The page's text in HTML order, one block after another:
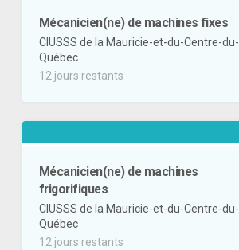
Mécanicien(ne) de machines fixes
CIUSSS de la Mauricie-et-du-Centre-du-
Québec
12 jours restants
Mécanicien(ne) de machines
frigorifiques
CIUSSS de la Mauricie-et-du-Centre-du-
Québec
12 jours restants